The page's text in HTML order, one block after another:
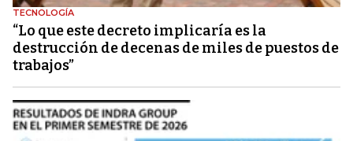
TECNOLOGÍA
“Lo que este decreto implicaría es la
destrucción de decenas de miles de puestos de
trabajos”